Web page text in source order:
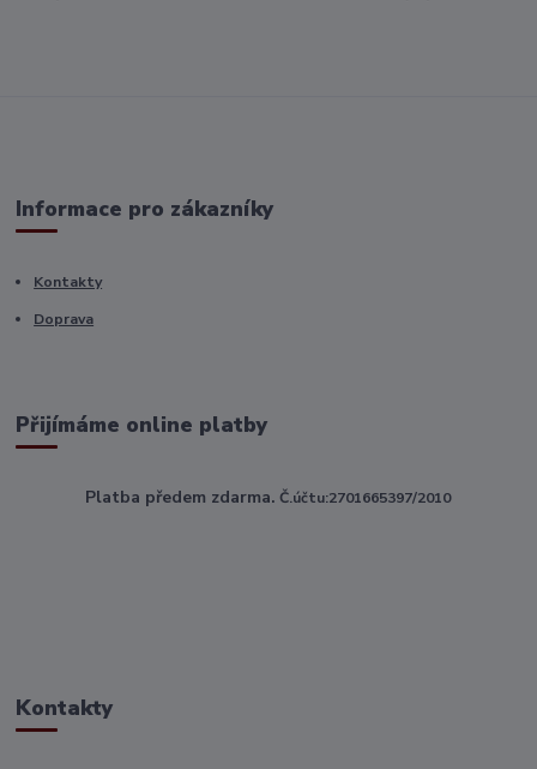
Informace pro zákazníky
Kontakty
Doprava
Přijímáme online platby
Platba předem zdarma. Č.účtu:2701665397/2010
Kontakty